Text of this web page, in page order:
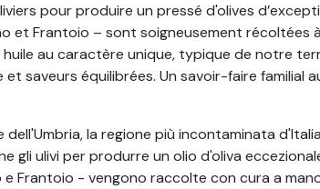
pour produire un pressé d'olives
et Frantoio – sont soigneusement récoltées
huile au caractère unique, typique de notre
saveurs équilibrées. Un savoir-faire familial
dell'Umbria, la regione più incontaminata
gli ulivi per produrre un olio d'oliva
Frantoio - vengono raccolte con cura a